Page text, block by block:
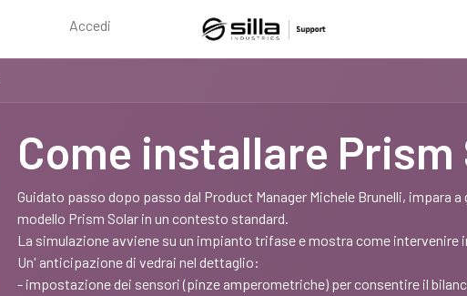
Accedi
Come installare Prism
Guidato passo dopo passo dal Product Manager Michele Brunelli, impara
modello Prism Solar in un contesto standard.
La simulazione avviene su un impianto trifase e mostra come
Un' anticipazione di vedrai nel dettaglio:
- impostazione dei sensori (pinze amperometriche) per consentire il